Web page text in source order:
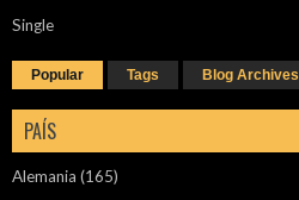
Single
Popular Tags Blog Archives
PAÍS
Alemania (165)